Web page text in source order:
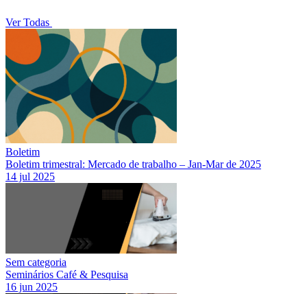
Ver Todas
Boletim
Boletim trimestral: Mercado de trabalho – Jan-Mar de 2025
14 jul 2025
Sem categoria
Seminários Café & Pesquisa
16 jun 2025